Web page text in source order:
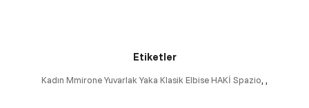
Etiketler
Kadın Mmirone Yuvarlak Yaka Klasik Elbise HAKİ Spazio, ,